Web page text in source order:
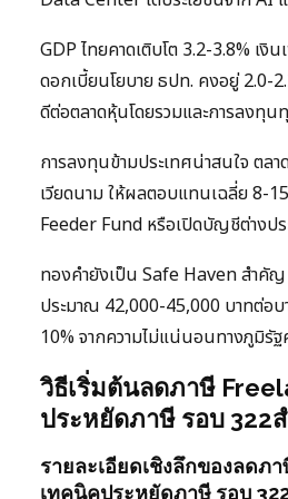
GDP ไทยคาดเติบโต 3.2-3.8% เงิ
ดอกเบี้ยนโยบาย ธปท. คงอยู่ 2.0-
ดีต่อตลาดหุ้นโดยรวมและการลงทุน
การลงทุนข้ามประเทศน่าสนใจ ตล
เวียดนาม ให้ผลตอบแทนเฉลี่ย 8-
Feeder Fund หรือเปิดบัญชีต่างปร
ทองคำยังเป็น Safe Haven สำคัญ
ประมาณ 42,000-45,000 บาทต่อ
10% จากความไม่แน่นอนทางภูมิรัฐ
วิธีเริ่มต้นลดภาษี
ประหยัดภาษี รอบ 322
รายละเอียดเชิงลึกของลดภ
เทคนิคประหยัดภาษี รอบ